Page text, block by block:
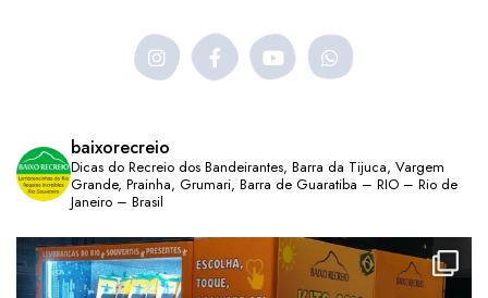
baixorecreio
Dicas do Recreio dos Bandeirantes, Barra da Tijuca, Vargem
Grande, Prainha, Grumari, Barra de Guaratiba – RIO – Rio de
Janeiro – Brasil